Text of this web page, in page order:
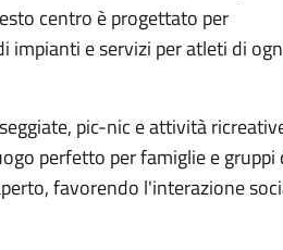
centro è progettato per
e servizi per atleti di
pic-nic e attività
perfetto per famiglie e gruppi
favorendo l'interazione